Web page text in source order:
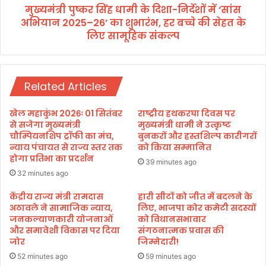
का
यो
ज
ना
के
त
ह
त
टॉ
अ
ची
व
र्स
पु
र
शा
नि
र्दे
शों
में
‘
सां
स
अ
या
न
2
0
2
5
मुख्यमंत्री पुष्कर सिंह धामी के दिशा-निर्देशों में ‘सांस
अभियान 2025–26’ का शुभारंभ, हर बच्चे की सेहत के
लिए सामूहिक संकल्प
Related Articles
खेल महाकुंभ 2026ः 01 सितंबर
से सजेगा मुख्यमंत्री
चौम्पियनशिप ट्रॉफी का मंच,
न्याय पंचायत से राज्य स्तर तक
होगा प्रतिभा का प्रदर्शन
32 minutes ago
राष्ट्रीय हथकरघा दिवस पर
मुख्यमंत्री धामी ने उत्कृष्ट
बुनकरों और हस्तशिल्प कारीगरों
को किया सम्मानित
39 minutes ago
केंद्रीय राज्य मंत्री रामदास
अठावले ने सामाजिक न्याय,
जनकल्याणकारी योजनाओं
और समावेशी विकास पर दिया
जोर
52 minutes ago
हारी सीटों को जीत में बदलने के
लिए, भाजपा कोर कमेटी सदस्यों
को विधानसभावार
संगठनात्मक प्रवास की
जिम्मेदारी!
59 minutes ago